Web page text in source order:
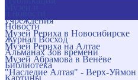
учреждения
Музей Рериха в Новосибирске
Музей Рериха на Алтае
Музей Абрамова в Венёве
"Наследие Алтая" - Верх-Уймон
Новости
Журнал Восход
Альманах Зов времени
Библиотека